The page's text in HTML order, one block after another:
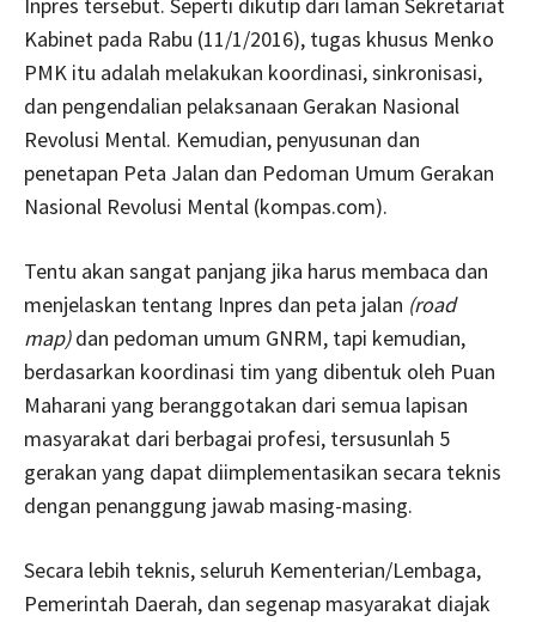
Inpres tersebut. Seperti dikutip dari laman Sekretariat
Kabinet pada Rabu (11/1/2016), tugas khusus Menko
PMK itu adalah melakukan koordinasi, sinkronisasi,
dan pengendalian pelaksanaan Gerakan Nasional
Revolusi Mental. Kemudian, penyusunan dan
penetapan Peta Jalan dan Pedoman Umum Gerakan
Nasional Revolusi Mental (kompas.com).
Tentu akan sangat panjang jika harus membaca dan
menjelaskan tentang Inpres dan peta jalan (road
map)dan pedoman umum GNRM, tapi kemudian,
berdasarkan koordinasi tim yang dibentuk oleh Puan
Maharani yang beranggotakan dari semua lapisan
masyarakat dari berbagai profesi, tersusunlah 5
gerakan yang dapat diimplementasikan secara teknis
dengan penanggung jawab masing-masing.
Secara lebih teknis, seluruh Kementerian/Lembaga,
Pemerintah Daerah, dan segenap masyarakat diajak